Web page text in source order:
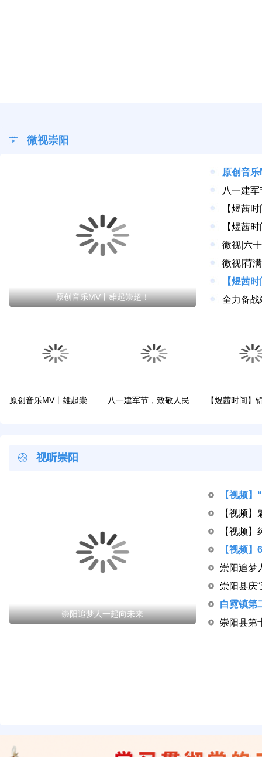
微视崇阳
原创音乐MV丨雄起崇超！
原创音
八一建
【煜茜
微视|六
微视|荷
原创音乐MV丨雄起崇超！ 八一建军节，致敬人民子弟兵！
视听崇阳
崇阳追梦人一起向未来
崇阳追梦
崇阳县第